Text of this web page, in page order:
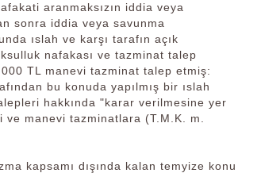
aranmaksızın iddia veya
sonra iddia veya savunma
ıslah ve karşı tarafın açık
nafakası ve tazminat talep
TL manevi tazminat talep etmiş:
bu konuda yapılmış bir ıslah
hakkında "karar verilmesine yer
ve manevi tazminatlara (T.M.K. m.
kapsamı dışında kalan temyize konu